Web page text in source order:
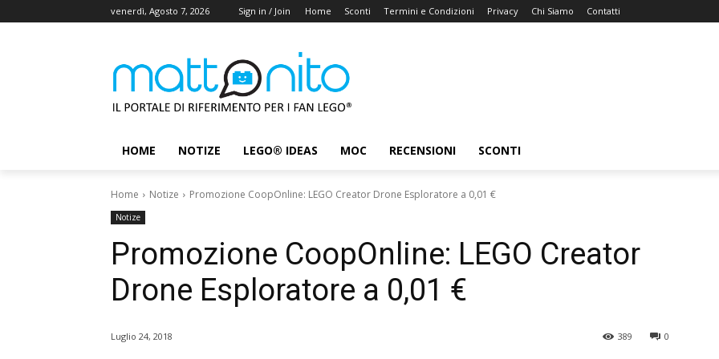
venerdì, Agosto 7, 2026 Sign in / Join Home Sconti Termini e Condizioni Privacy Chi Siamo Contatti
HOME NOTIZE LEGO® IDEAS MOC RECENSIONI SCONTI
Home Notize Promozione CoopOnline: LEGO Creator Drone Esploratore a 0,01 €
Notize
Promozione CoopOnline: LEGO Creator
Drone Esploratore a 0,01 €
Luglio 24, 2018 0
389